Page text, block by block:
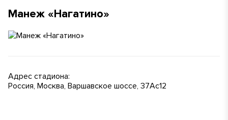
Манеж «Нагатино»
Манеж «Нагатино»
Адрес стадиона:
Россия, Москва, Варшавское шоссе, 37Ас12